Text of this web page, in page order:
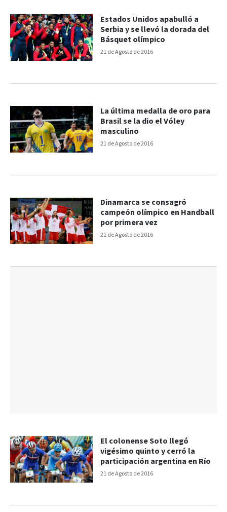
21 de Agosto de 2016
Estados Unidos apabulló a
Serbia y se llevó la dorada del
Básquet olímpico
21 de Agosto de 2016
La última medalla de oro para
Brasil se la dio el Vóley
masculino
21 de Agosto de 2016
Dinamarca se consagró
campeón olímpico en Handball
por primera vez
21 de Agosto de 2016
El colonense Soto llegó
vigésimo quinto y cerró la
participación argentina en Río